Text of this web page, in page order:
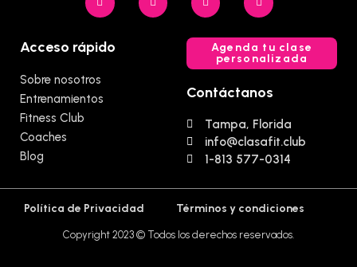
Acceso rápido
Sobre nosotros
Entrenamientos
Fitness Club
Coaches
Blog
Agenda tu clase
personalizada
Contáctanos
Tampa, Florida
info@clasafit.club
1-813 577-0314
Política de Privacidad Términos y condiciones
Copyright 2023 © Todos los derechos reservados.